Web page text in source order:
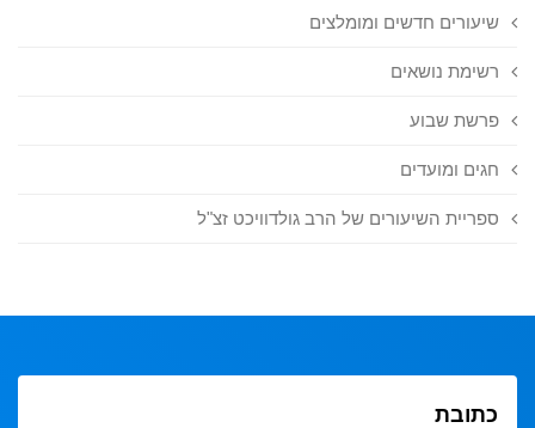
שיעורים חדשים ומומלצים
רשימת נושאים
פרשת שבוע
חגים ומועדים
ספריית השיעורים של הרב גולדוויכט זצ"ל
כתובת